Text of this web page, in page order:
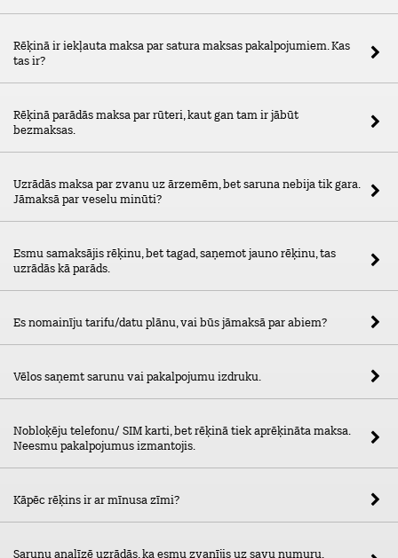
Rēķinā ir iekļauta maksa par satura maksas pakalpojumiem. Kas
tas ir?
Rēķinā parādās maksa par rūteri, kaut gan tam ir jābūt
bezmaksas.
Uzrādās maksa par zvanu uz ārzemēm, bet saruna nebija tik gara.
Jāmaksā par veselu minūti?
Esmu samaksājis rēķinu, bet tagad, saņemot jauno rēķinu, tas
uzrādās kā parāds.
Es nomainīju tarifu/datu plānu, vai būs jāmaksā par abiem?
Vēlos saņemt sarunu vai pakalpojumu izdruku.
Nobloķēju telefonu/ SIM karti, bet rēķinā tiek aprēķināta maksa.
Neesmu pakalpojumus izmantojis.
Kāpēc rēķins ir ar mīnusa zīmi?
Sarunu analīzē uzrādās, ka esmu zvanījis uz savu numuru.